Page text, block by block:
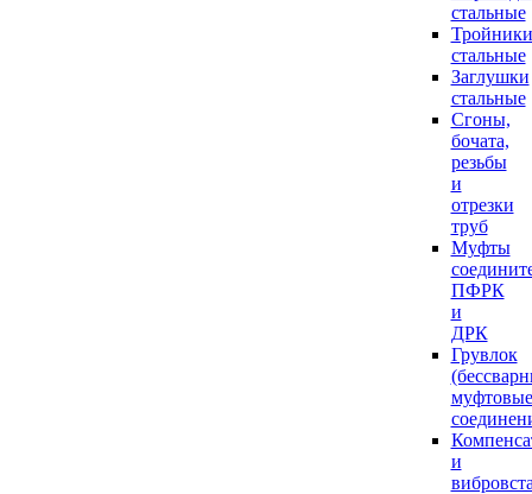
стальные
Тройники
стальные
Заглушки
стальные
Сгоны,
бочата,
резьбы
и
отрезки
труб
Муфты
ПФРК
и
ДРК
Грувлок
муфтовые
и